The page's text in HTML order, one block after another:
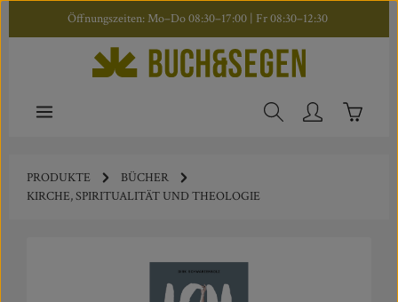
Zum Hauptinhalt springen
Öffnungszeiten: Mo–Do 08:30–17:00 | Fr 08:30–12:30
PRODUKTE
BÜCHER
KIRCHE, SPIRITUALITÄT UND THEOLOGIE